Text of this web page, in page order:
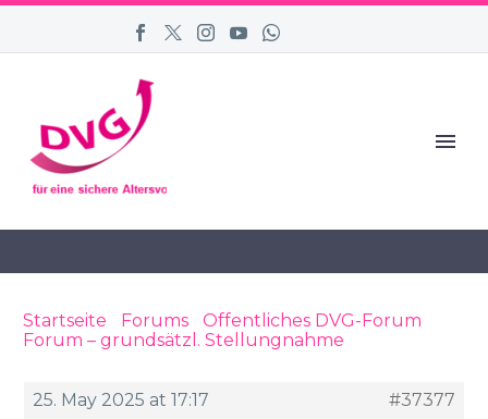
Startseite Forums Öffentliches DVG-Forum
Forum – grundsätzl. Stellungnahme
25. May 2025 at 17:17
#37377